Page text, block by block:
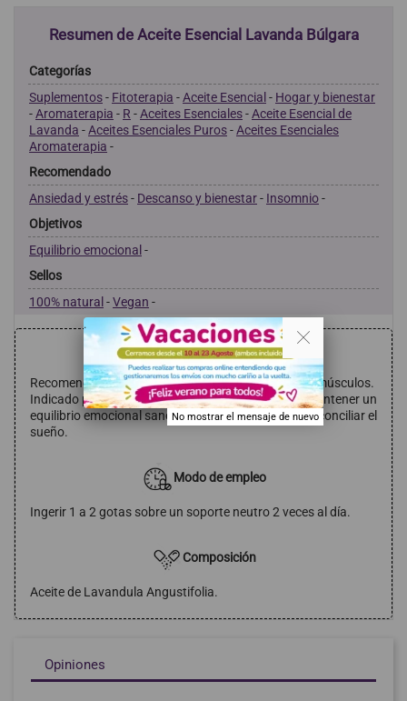
Resumen de Aceite Esencial Lavanda Búlgara
Categorías
Suplementos- Fitoterapia -Aceite Esencial- Hogar y bienestar
-Aromaterapia - R -Aceites Esenciales-Aceite Esencial de
Lavanda -Aceites Esenciales Puros-Aceites Esenciales
Aromaterapia -
Recomendado
Ansiedad y estrés- Descanso y bienestar- Insomnio-
Objetivos
Equilibrio emocional-
Sellos
100% natural-Vegan -
Indicaciones
Recomendado para las articulaciones y los músculos.
Indicado para cuidar la piel. Se recomiendo para mantener un
equilibrio emocional sano. Ayuda a la relajación y a conciliar el
sueño.
Modo de empleo
Ingerir 1 a 2 gotas sobre un soporte neutro 2 veces al día.
Composición
Aceite de Lavandula Angustifolia.
Opiniones
. .
No mostrar el mensaje de nuevo